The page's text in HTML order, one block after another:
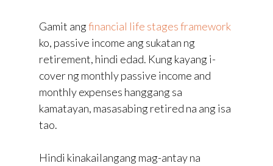
Gamit angfinancial life stages framework
ko, passive income ang sukatan ng
retirement, hindi edad. Kung kayang i-
cover ng monthly passive income and
monthly expenses hanggang sa
kamatayan, masasabing retired na ang isa
tao.
Hindi kinakailangang mag-antay na